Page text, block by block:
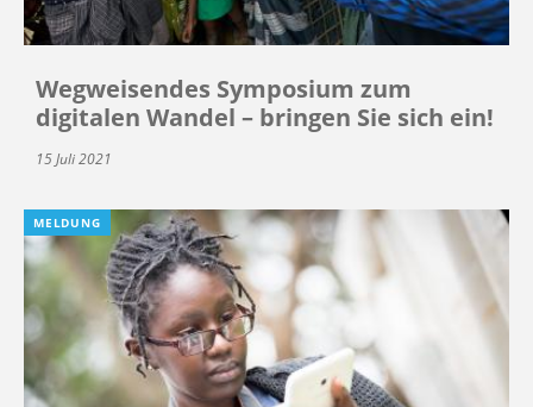
Wegweisendes Symposium zum
digitalen Wandel – bringen Sie sich ein!
15 Juli 2021
MELDUNG